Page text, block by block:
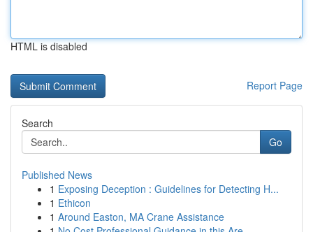
HTML is disabled
Report Page
Search
Go
Published News
1 Exposing Deception : Guidelines for Detecting H...
1 Ethicon
1 Around Easton, MA Crane Assistance